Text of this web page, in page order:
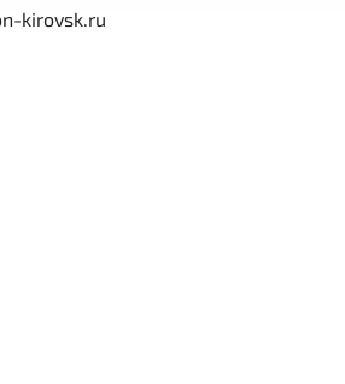
kirovsk.ru